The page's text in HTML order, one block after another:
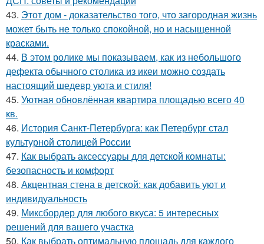
43. Этот дом - доказательство того, что загородная жизнь
может быть не только спокойной, но и насыщенной
красками.
44. В этом ролике мы показываем, как из небольшого
дефекта обычного столика из икеи можно создать
настоящий шедевр уюта и стиля!
45. Уютная обновлённая квартира площадью всего 40
кв.
46. История Санкт-Петербурга: как Петербург стал
культурной столицей России
47. Как выбрать аксессуары для детской комнаты:
безопасность и комфорт
48. Акцентная стена в детской: как добавить уют и
индивидуальность
49. Миксбордер для любого вкуса: 5 интересных
решений для вашего участка
50. Как выбрать оптимальную площадь для каждого